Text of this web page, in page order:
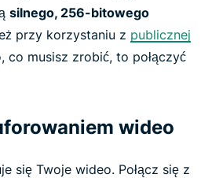
silnego, 256-bitowego
przy korzystaniu z publicznej
co musisz zrobić, to połączyć
wideo
się Twoje wideo. Połącz się z